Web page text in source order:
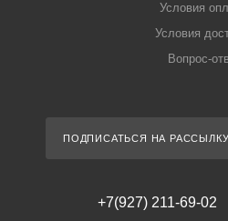
Условия
Условия
Вопрос-
ПОДПИСАТЬСЯ НА РАССЫЛКУ
+7(927) 211-69-02